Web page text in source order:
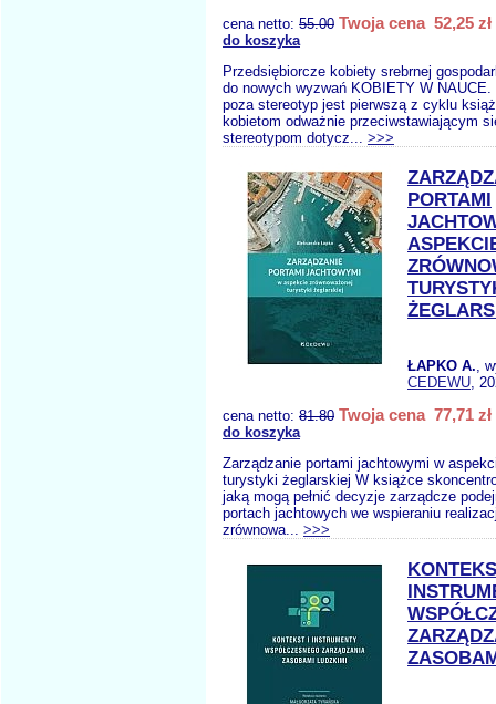
cena netto: 55.00 Twoja cena 52,25 zł
do koszyka
Przedsiębiorcze kobiety srebrnej
do nowych wyzwań KOBIETY W
poza stereotyp jest pierwszą z cyklu
kobietom odważnie przeciwstawiającym
stereotypom dotycz... >>>
PORTAMI
ŁAPKO A.,
CEDEWU,
cena netto: 81.80 Twoja cena 77,71 zł
do koszyka
Zarządzanie portami jachtowymi w
turystyki żeglarskiej W książce
jaką mogą pełnić decyzje zarządcze
portach jachtowych we wspieraniu
zrównowa... >>>